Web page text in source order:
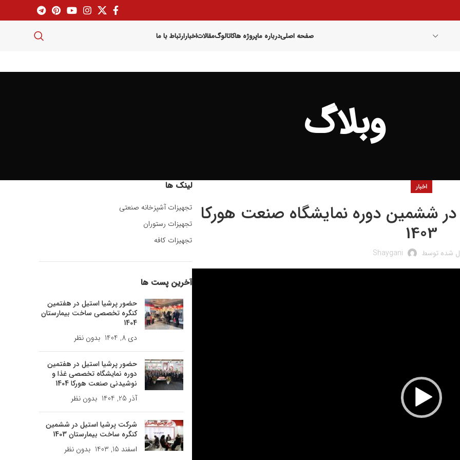
صفحه اصلیدرباره ماپروژه هاکاتالوگمقالاتاخبارارتباط با ما
وبلاگ
اخبار
ششمین دوره نمایشگاه صنعت هورکا
1403
شده توسط
Shaygani
لینک ها
تجهیزات آشپزخانه صنعتی
تجهیزات رستوران
تجهیزات کافه
آخرین پست ها
حضور پرشیا استیل در هفتمین
کنگره تخصصی ساخت بیمارستان
1404
دی 8, 1404
بدون نظر
حضور پرشیا استیل در هفتمین
دوره نمایشگاه تخصصی غذا و
نوشیدنی صنعت هورکا 1404
آذر 25, 1404
بدون نظر
شرکت پرشیا استیل در ششمین
کنگره ساخت بیمارستان 1403
اسفند 15, 1403
بدون نظر